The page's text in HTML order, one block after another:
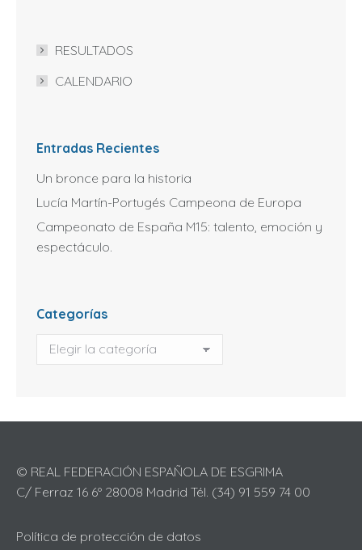
RESULTADOS
CALENDARIO
Entradas Recientes
Un bronce para la historia
Lucía Martín-Portugés Campeona de Europa
Campeonato de España M15: talento, emoción y
espectáculo.
Categorías
Categorías
© REAL FEDERACIÓN ESPAÑOLA DE ESGRIMA
C/ Ferraz 16 6º 28008 Madrid Tél. (34) 91 559 74 00
Política de protección de datos